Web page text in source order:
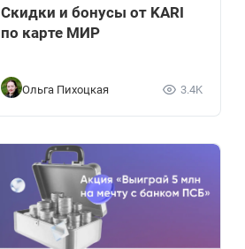
Скидки и бонусы от KARI
по карте МИР
Ольга Пихоцкая 3.4K